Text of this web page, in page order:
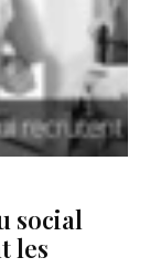
social
les